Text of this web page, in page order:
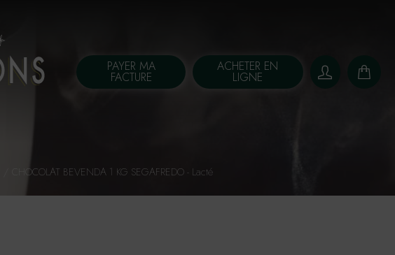
PAYER MA
FACTURE
ACHETER EN
LIGNE
CHOCOLAT BEVENDA 1 KG SEGAFREDO - Lacté